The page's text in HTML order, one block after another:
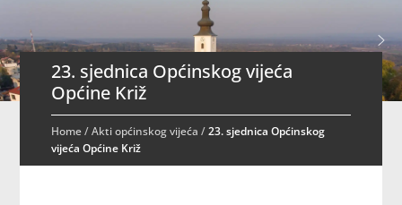
23. sjednica Općinskog vijeća
Općine Križ
Home/Akti općinskog vijeća /23. sjednica Općinskog
vijeća Općine Križ